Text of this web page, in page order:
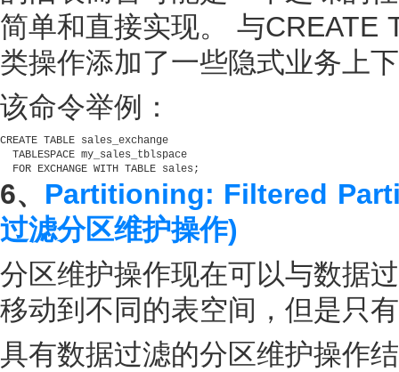
简单和直接实现。 与CREATE
类操作添加了一些隐式业务上
该命令举例：
CREATE TABLE sales_exchange
  TABLESPACE my_sales_tblspace
  FOR EXCHANGE WITH TABLE sales;
6、 Partitioning: Filtered
过滤分区维护操作)
分区维护操作现在可以与数据
移动到不同的表空间，但是只
具有数据过滤的分区维护操作